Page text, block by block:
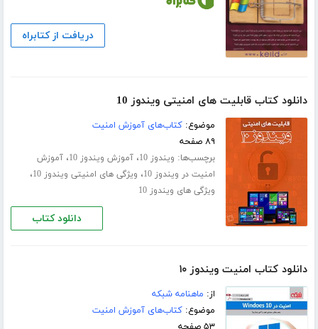
دریافت از کتابراه
دانلود کتاب قابلیت های امنیتی ویندوز 10
موضوع:کتاب‌های آموزش امنیت
۸۹ صفحه
برچسب‌ها: ویندوز 10 ،آموزش ویندوز 10 ،آموزش
امنیت در ویندوز 10
، ویژگی های امنیتی ویندوز 10 ،
ویژگی های ویندوز 10
دانلود کتاب
دانلود کتاب امنیت ویندوز ۱۰
از: ماهنامه شبکه
موضوع:کتاب‌های آموزش امنیت